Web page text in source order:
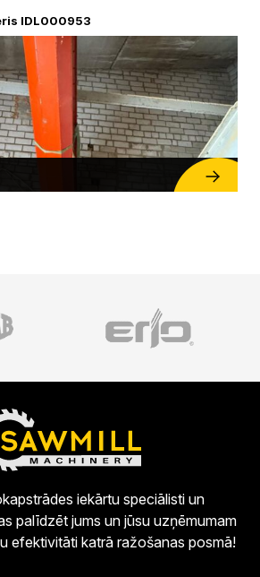
IDL000953
iekārtu speciālisti un
palīdzēt jums un jūsu uzņēmumam
efektivitāti katrā ražošanas posmā!